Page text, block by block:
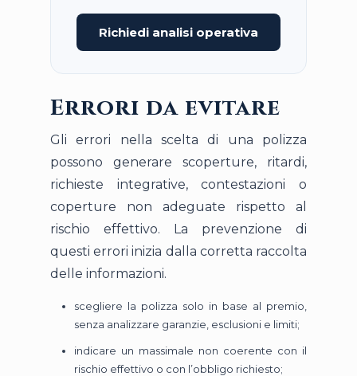
Richiedi analisi operativa
Errori da evitare
Gli errori nella scelta di una polizza
possono generare scoperture, ritardi,
richieste integrative, contestazioni o
coperture non adeguate rispetto al
rischio effettivo. La prevenzione di
questi errori inizia dalla corretta raccolta
delle informazioni.
scegliere la polizza solo in base al premio,
senza analizzare garanzie, esclusioni e limiti;
indicare un massimale non coerente con il
rischio effettivo o con l’obbligo richiesto;